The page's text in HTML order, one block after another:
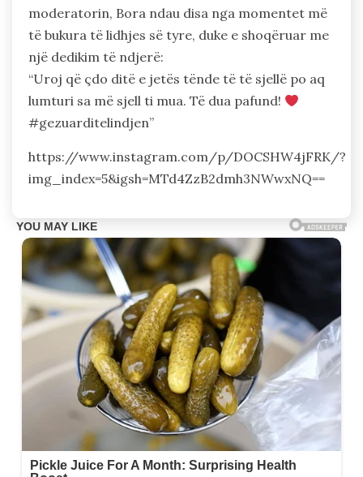
moderatorin, Bora ndau disa nga momentet më
të bukura të lidhjes së tyre, duke e shoqëruar me
një dedikim të ndjerë:
“Uroj që çdo ditë e jetës tënde të të sjellë po aq
lumturi sa më sjell ti mua. Të dua pafund!
#gezuarditelindjen”
https://www.instagram.com/p/DOCSHW4jFRK/?
img_index=5&igsh=MTd4ZzB2dmh3NWwxNQ==